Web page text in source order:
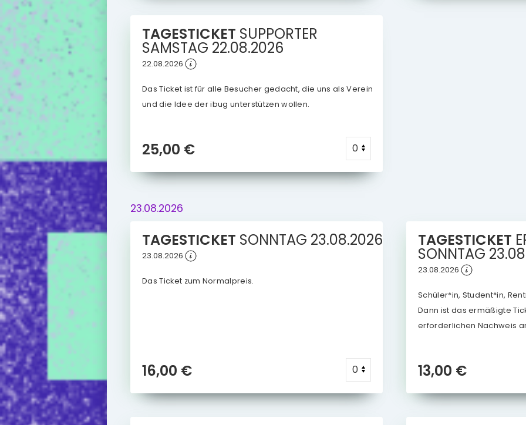
TAGESTICKET SUPPORTER
SAMSTAG 22.08.2026
22.08.2026
Das Ticket ist für alle Besucher gedacht, die uns als Verein
und die Idee der ibug unterstützen wollen.
25,00 €
23.08.2026
TAGESTICKET SONNTAG 23.08.2026
23.08.2026
Das Ticket zum Normalpreis.
16,00 €
TAGESTICKET
SONNTAG
23.08.2026
Schüler*in, Student*in,
Dann ist das ermäßigte
erforderlichen Nachweis
13,00 €